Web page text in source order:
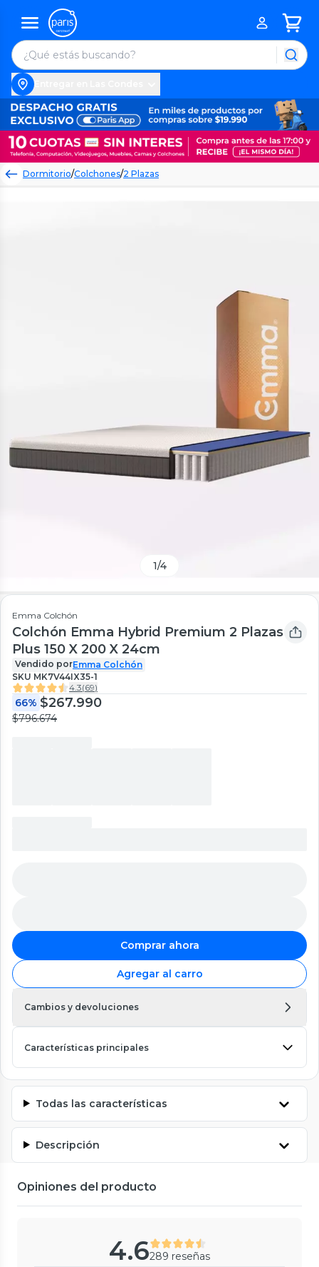
Dormitorio/Colchones/2 Plazas
1/4
Emma Colchón
Colchón Emma Hybrid Premium 2 Plazas
Plus 150 X 200 X 24cm
Vendido porEmma Colchón
SKU MK7V44IX35-1
4.3(69)
66% $267.990
$796.674
Comprar ahora
Agregar al carro
Cambios y devoluciones
Características principales
Todas las características
Descripción
Opiniones del producto
4.6289 reseñas